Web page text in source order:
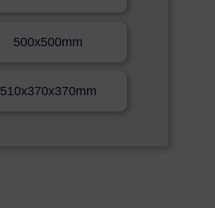
500x500mm
510x370x370mm